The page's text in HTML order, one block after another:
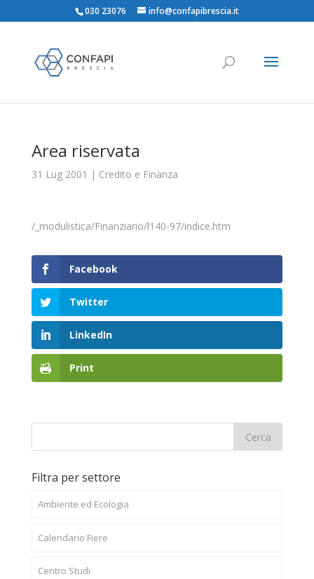
030 23076 info@confapibrescia.it
Area riservata
31 Lug 2001 | Credito e Finanza
/_modulistica/Finanziario/l140-97/indice.htm
Facebook
Twitter
LinkedIn
Print
Filtra per settore
Ambiente ed Ecologia
Calendario Fiere
Centro Studi